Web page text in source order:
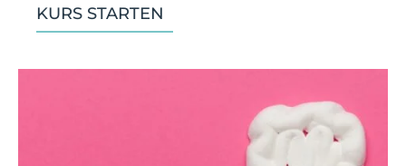
KURS STARTEN